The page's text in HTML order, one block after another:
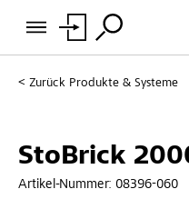
Zurück Produkte & Systeme
StoBrick
Artikel-Nummer: 08396-060